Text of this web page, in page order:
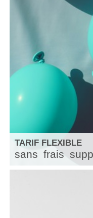
TARIF FLEXIBLE
sans frais